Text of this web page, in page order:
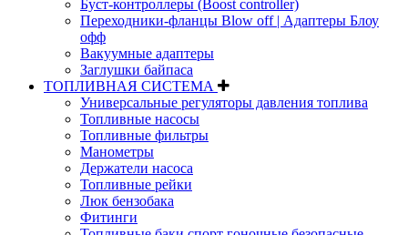
Буст-контроллеры (Boost controller)
Переходники-фланцы Blow off | Адаптеры Блоу
офф
Вакуумные адаптеры
Заглушки байпаса
ТОПЛИВНАЯ СИСТЕМА
Универсальные регуляторы давления топлива
Топливные насосы
Топливные фильтры
Манометры
Держатели насоса
Топливные рейки
Люк бензобака
Фитинги